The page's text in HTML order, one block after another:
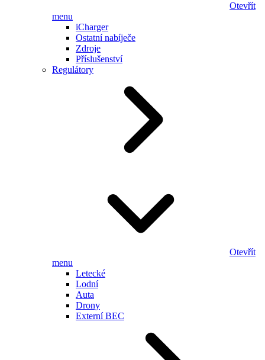
Otevřít
menu
iCharger
Ostatní nabíječe
Zdroje
Příslušenství
Regulátory
Otevřít
menu
Letecké
Lodní
Auta
Drony
Externí BEC